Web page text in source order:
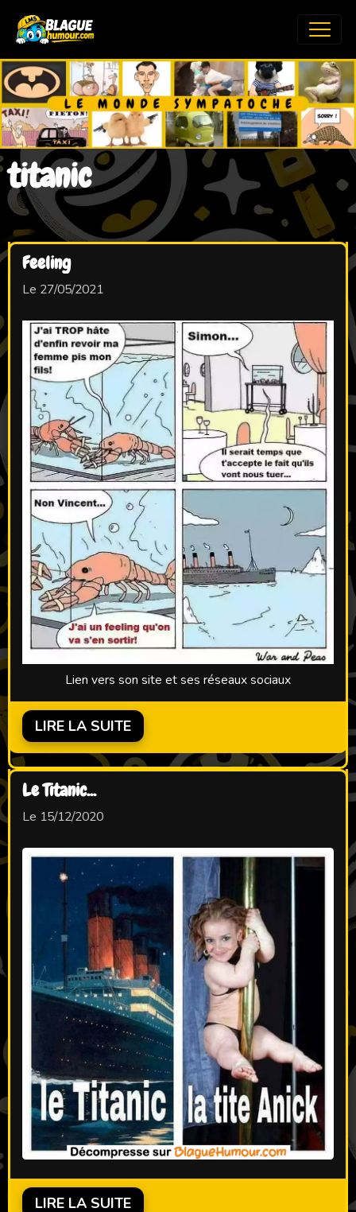
titanic
Feeling
Le 27/05/2021
Lien vers son site et ses réseaux sociaux
LIRE LA SUITE
Le Titanic...
Le 15/12/2020
LIRE LA SUITE